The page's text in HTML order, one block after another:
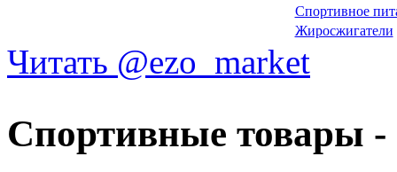
Спортивное
Жиросжигатели
Читать @ezo_market
Спортивные товары -